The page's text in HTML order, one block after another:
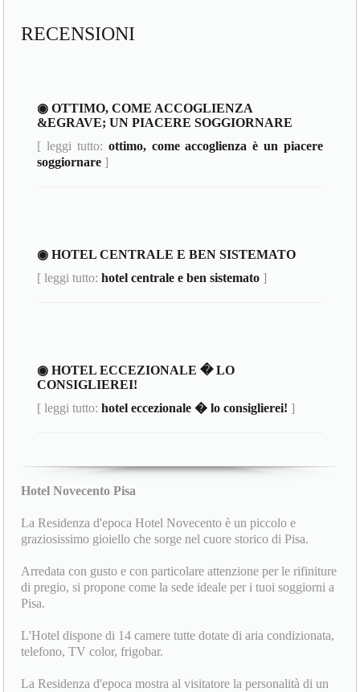
RECENSIONI
◉ OTTIMO, COME ACCOGLIENZA
&EGRAVE; UN PIACERE SOGGIORNARE
[ leggi tutto: ottimo, come accoglienza è un piacere
soggiornare ]
◉ HOTEL CENTRALE E BEN SISTEMATO
[ leggi tutto:hotel centrale e ben sistemato ]
◉ HOTEL ECCEZIONALE � LO
CONSIGLIEREI!
[ leggi tutto:hotel eccezionale � lo consiglierei! ]
Hotel Novecento Pisa
La Residenza d'epoca Hotel Novecento è un piccolo e
graziosissimo gioiello che sorge nel cuore storico di Pisa.
Arredata con gusto e con particolare attenzione per le rifiniture
di pregio, si propone come la sede ideale per i tuoi soggiorni a
Pisa.
L'Hotel dispone di 14 camere tutte dotate di aria condizionata,
telefono, TV color, frigobar.
La Residenza d'epoca mostra al visitatore la personalità di un